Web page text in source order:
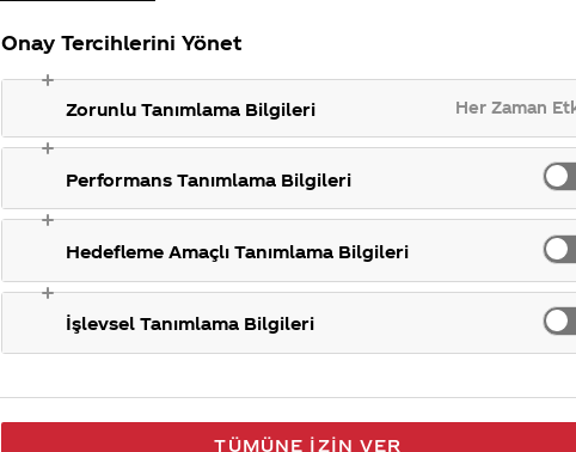
Onay Tercihlerini Yönet
Zorunlu Tanımlama Bilgileri Her Zaman
Performans Tanımlama Bilgileri
Hedefleme Amaçlı Tanımlama Bilgileri
İşlevsel Tanımlama Bilgileri
TÜMÜNE İZIN VER